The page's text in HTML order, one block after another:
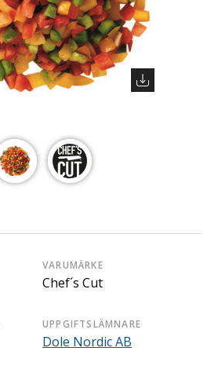
VARUMÄRKE
Chef´s Cut
UPPGIFTSLÄMNARE
Dole Nordic AB